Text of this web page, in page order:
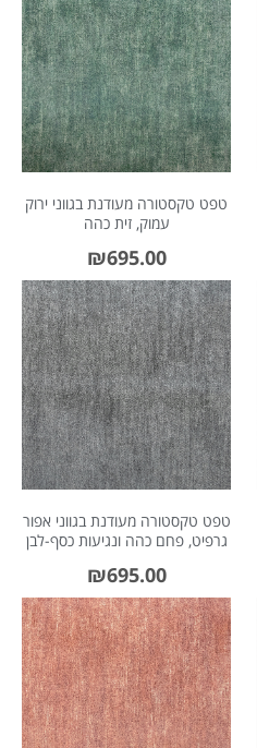
טפט טקסטורה מעודנת בגווני ירוק
עמוק, זית כהה
₪695.00
טפט טקסטורה מעודנת בגווני אפור
גרפיט, פחם כהה ונגיעות כסף-לבן
₪695.00